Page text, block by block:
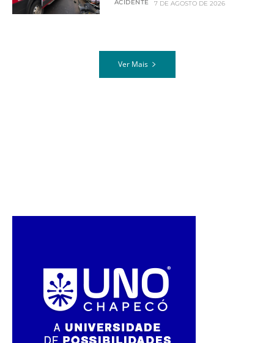
ACIDENTE 7 DE AGOSTO DE 2026
Ver Mais